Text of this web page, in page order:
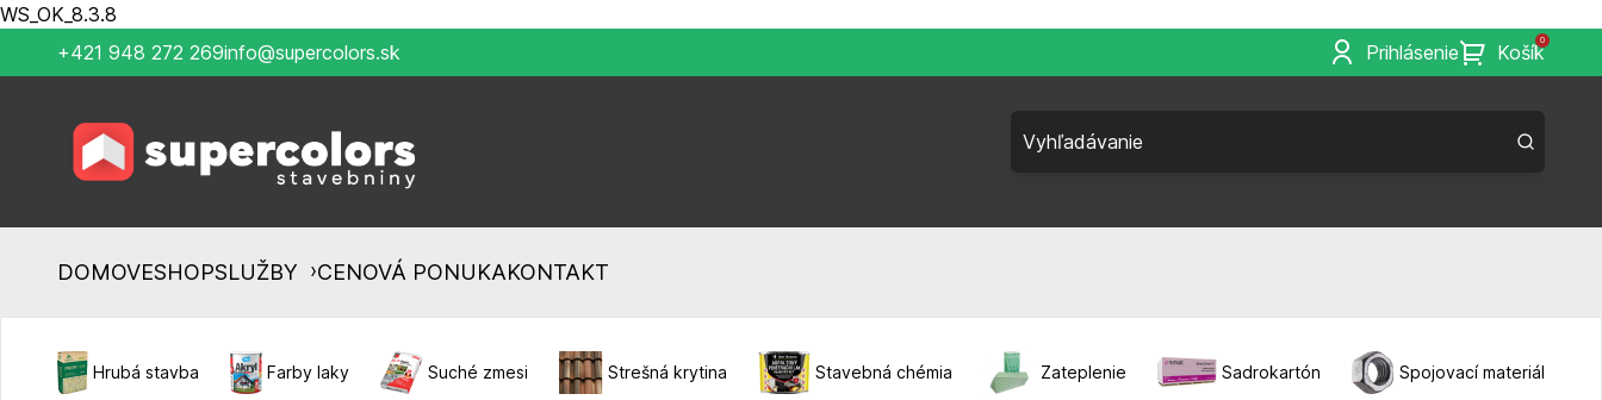
WS_OK_8.3.8
+421 948 272 269info@supercolors.sk Prihlásenie
0
Košík
DOMOVESHOPSLUŽBY ›CENOVÁ PONUKAKONTAKT
Hrubá stavba Farby laky Suché zmesi Strešná krytina Stavebná chémia Zateplenie Sadrokartón Spojovací materiál